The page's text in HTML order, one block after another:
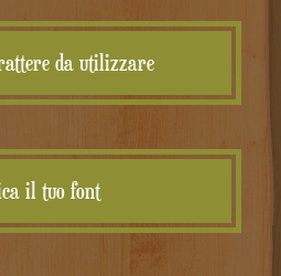
da utilizzare
il tuo font